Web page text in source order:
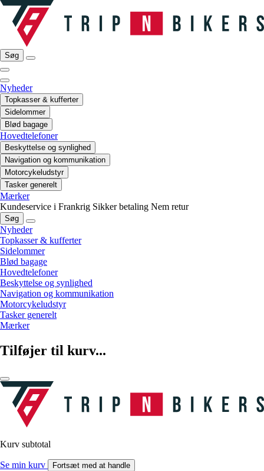
Søg
Nyheder
Topkasser & kufferter
Sidelommer
Blød bagage
Hovedtelefoner
Beskyttelse og synlighed
Navigation og kommunikation
Motorcykeludstyr
Tasker generelt
Mærker
Kundeservice i Frankrig Sikker betaling Nem retur
Søg
Nyheder
Topkasser & kufferter
Sidelommer
Blød bagage
Hovedtelefoner
Beskyttelse og synlighed
Navigation og kommunikation
Motorcykeludstyr
Tasker generelt
Mærker
Tilføjer til kurv...
Kurv subtotal
Se min kurv Fortsæt med at handle